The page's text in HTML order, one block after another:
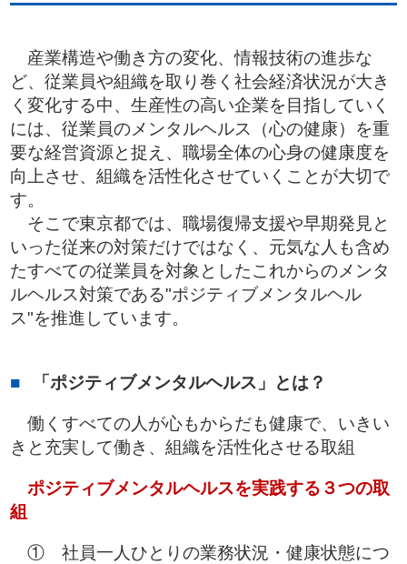
産業構造や働き方の変化、情報技術の進歩な
ど、従業員や組織を取り巻く社会経済状況が大き
く変化する中、生産性の高い企業を目指していく
には、従業員のメンタルヘルス（心の健康）を重
要な経営資源と捉え、職場全体の心身の健康度を
向上させ、組織を活性化させていくことが大切で
す。
そこで東京都では、職場復帰支援や早期発見と
いった従来の対策だけではなく、元気な人も含め
たすべての従業員を対象としたこれからのメンタ
ルヘルス対策である"ポジティブメンタルヘル
ス"を推進しています。
「ポジティブメンタルヘルス」とは？
働くすべての人が心もからだも健康で、いきい
きと充実して働き、組織を活性化させる取組
ポジティブメンタルヘルスを実践する３つの取
組
① 社員一人ひとりの業務状況・健康状態につ